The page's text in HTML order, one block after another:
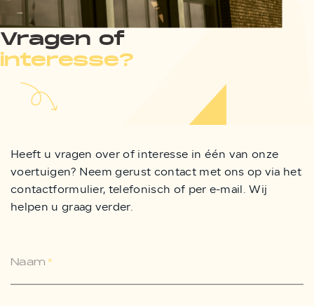
Vragen of
interesse?
Heeft u vragen over of interesse in één van onze
voertuigen? Neem gerust contact met ons op via het
contactformulier, telefonisch of per e-mail. Wij
helpen u graag verder.
Naam*